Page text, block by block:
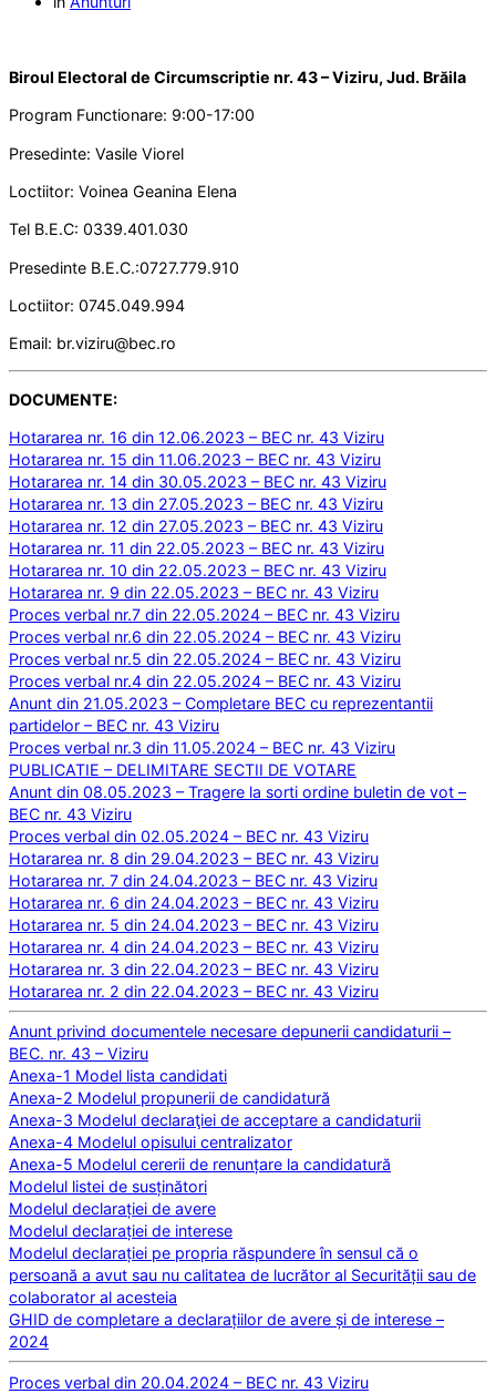
Biroul Electoral de Circumscriptie nr. 43 – Viziru, Jud. Brăila
Program Functionare: 9:00-17:00
Presedinte: Vasile Viorel
Loctiitor: Voinea Geanina Elena
Tel B.E.C: 0339.401.030
Presedinte B.E.C.:0727.779.910
Loctiitor: 0745.049.994
Email: br.viziru@bec.ro
DOCUMENTE:
Hotararea nr. 16 din 12.06.2023 – BEC nr. 43 Viziru
Hotararea nr. 15 din 11.06.2023 – BEC nr. 43 Viziru
Hotararea nr. 14 din 30.05.2023 – BEC nr. 43 Viziru
Hotararea nr. 13 din 27.05.2023 – BEC nr. 43 Viziru
Hotararea nr. 12 din 27.05.2023 – BEC nr. 43 Viziru
Hotararea nr. 11 din 22.05.2023 – BEC nr. 43 Viziru
Hotararea nr. 10 din 22.05.2023 – BEC nr. 43 Viziru
Hotararea nr. 9 din 22.05.2023 – BEC nr. 43 Viziru
Proces verbal nr.7 din 22.05.2024 – BEC nr. 43 Viziru
Proces verbal nr.6 din 22.05.2024 – BEC nr. 43 Viziru
Proces verbal nr.5 din 22.05.2024 – BEC nr. 43 Viziru
Proces verbal nr.4 din 22.05.2024 – BEC nr. 43 Viziru
Anunt din 21.05.2023 – Completare BEC cu reprezentantii
partidelor – BEC nr. 43 Viziru
Proces verbal nr.3 din 11.05.2024 – BEC nr. 43 Viziru
PUBLICATIE – DELIMITARE SECTII DE VOTARE
Anunt din 08.05.2023 – Tragere la sorti ordine buletin de vot –
BEC nr. 43 Viziru
Proces verbal din 02.05.2024 – BEC nr. 43 Viziru
Hotararea nr. 8 din 29.04.2023 – BEC nr. 43 Viziru
Hotararea nr. 7 din 24.04.2023 – BEC nr. 43 Viziru
Hotararea nr. 6 din 24.04.2023 – BEC nr. 43 Viziru
Hotararea nr. 5 din 24.04.2023 – BEC nr. 43 Viziru
Hotararea nr. 4 din 24.04.2023 – BEC nr. 43 Viziru
Hotararea nr. 3 din 22.04.2023 – BEC nr. 43 Viziru
Hotararea nr. 2 din 22.04.2023 – BEC nr. 43 Viziru
Anunt privind documentele necesare depunerii candidaturii –
BEC. nr. 43 – Viziru
Anexa-1 Model lista candidati
Anexa-2 Modelul propunerii de candidatură
Anexa-3 Modelul declaraţiei de acceptare a candidaturii
Anexa-4 Modelul opisului centralizator
Anexa-5 Modelul cererii de renunțare la candidatură
Modelul listei de susținători
Modelul declarației de avere
Modelul declarației de interese
Modelul declarației pe propria răspundere în sensul că o
persoană a avut sau nu calitatea de lucrător al Securității sau de
colaborator al acesteia
GHID de completare a declarațiilor de avere și de interese –
2024
Proces verbal din 20.04.2024 – BEC nr. 43 Viziru